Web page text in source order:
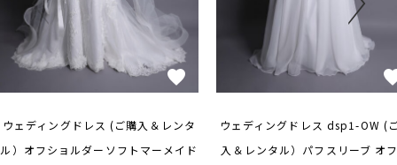
ウェディングドレス (ご購入＆レンタ
ル）オフショルダーソフトマーメイド
ウェディングドレス dsp1-OW (
入＆レンタル）パフスリーブ オ